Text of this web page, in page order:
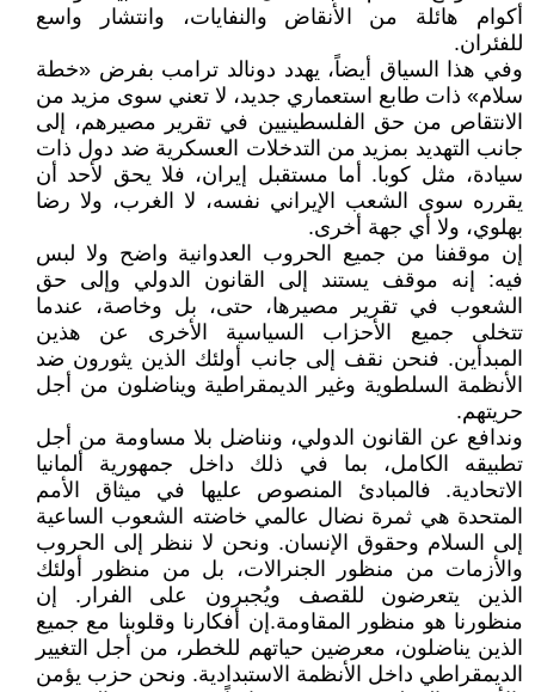
أكوام هائلة من الأنقاض والنفايات، وانتشار واسع
للفئران.
وفي هذا السياق أيضاً، يهدد دونالد ترامب بفرض «خطة
سلام» ذات طابع استعماري جديد، لا تعني سوى مزيد من
الانتقاص من حق الفلسطينيين في تقرير مصيرهم، إلى
جانب التهديد بمزيد من التدخلات العسكرية ضد دول ذات
سيادة، مثل كوبا. أما مستقبل إيران، فلا يحق لأحد أن
يقرره سوى الشعب الإيراني نفسه، لا الغرب، ولا رضا
بهلوي، ولا أي جهة أخرى.
إن موقفنا من جميع الحروب العدوانية واضح ولا لبس
فيه: إنه موقف يستند إلى القانون الدولي وإلى حق
الشعوب في تقرير مصيرها، حتى، بل وخاصة، عندما
تتخلى جميع الأحزاب السياسية الأخرى عن هذين
المبدأين. فنحن نقف إلى جانب أولئك الذين يثورون ضد
الأنظمة السلطوية وغير الديمقراطية ويناضلون من أجل
حريتهم.
وندافع عن القانون الدولي، ونناضل بلا مساومة من أجل
تطبيقه الكامل، بما في ذلك داخل جمهورية ألمانيا
الاتحادية. فالمبادئ المنصوص عليها في ميثاق الأمم
المتحدة هي ثمرة نضال عالمي خاضته الشعوب الساعية
إلى السلام وحقوق الإنسان. ونحن لا ننظر إلى الحروب
والأزمات من منظور الجنرالات، بل من منظور أولئك
الذين يتعرضون للقصف ويُجبرون على الفرار. إن
منظورنا هو منظور المقاومة.إن أفكارنا وقلوبنا مع جميع
الذين يناضلون، معرضين حياتهم للخطر، من أجل التغيير
الديمقراطي داخل الأنظمة الاستبدادية. ونحن حزب يؤمن